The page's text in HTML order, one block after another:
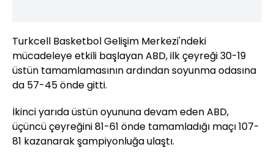
Turkcell Basketbol Gelişim Merkezi'ndeki
mücadeleye etkili başlayan ABD, ilk çeyreği 30-19
üstün tamamlamasının ardından soyunma odasına
da 57-45 önde gitti.
İkinci yarıda üstün oyununa devam eden ABD,
üçüncü çeyreğini 81-61 önde tamamladığı maçı 107-
81 kazanarak şampiyonluğa ulaştı.